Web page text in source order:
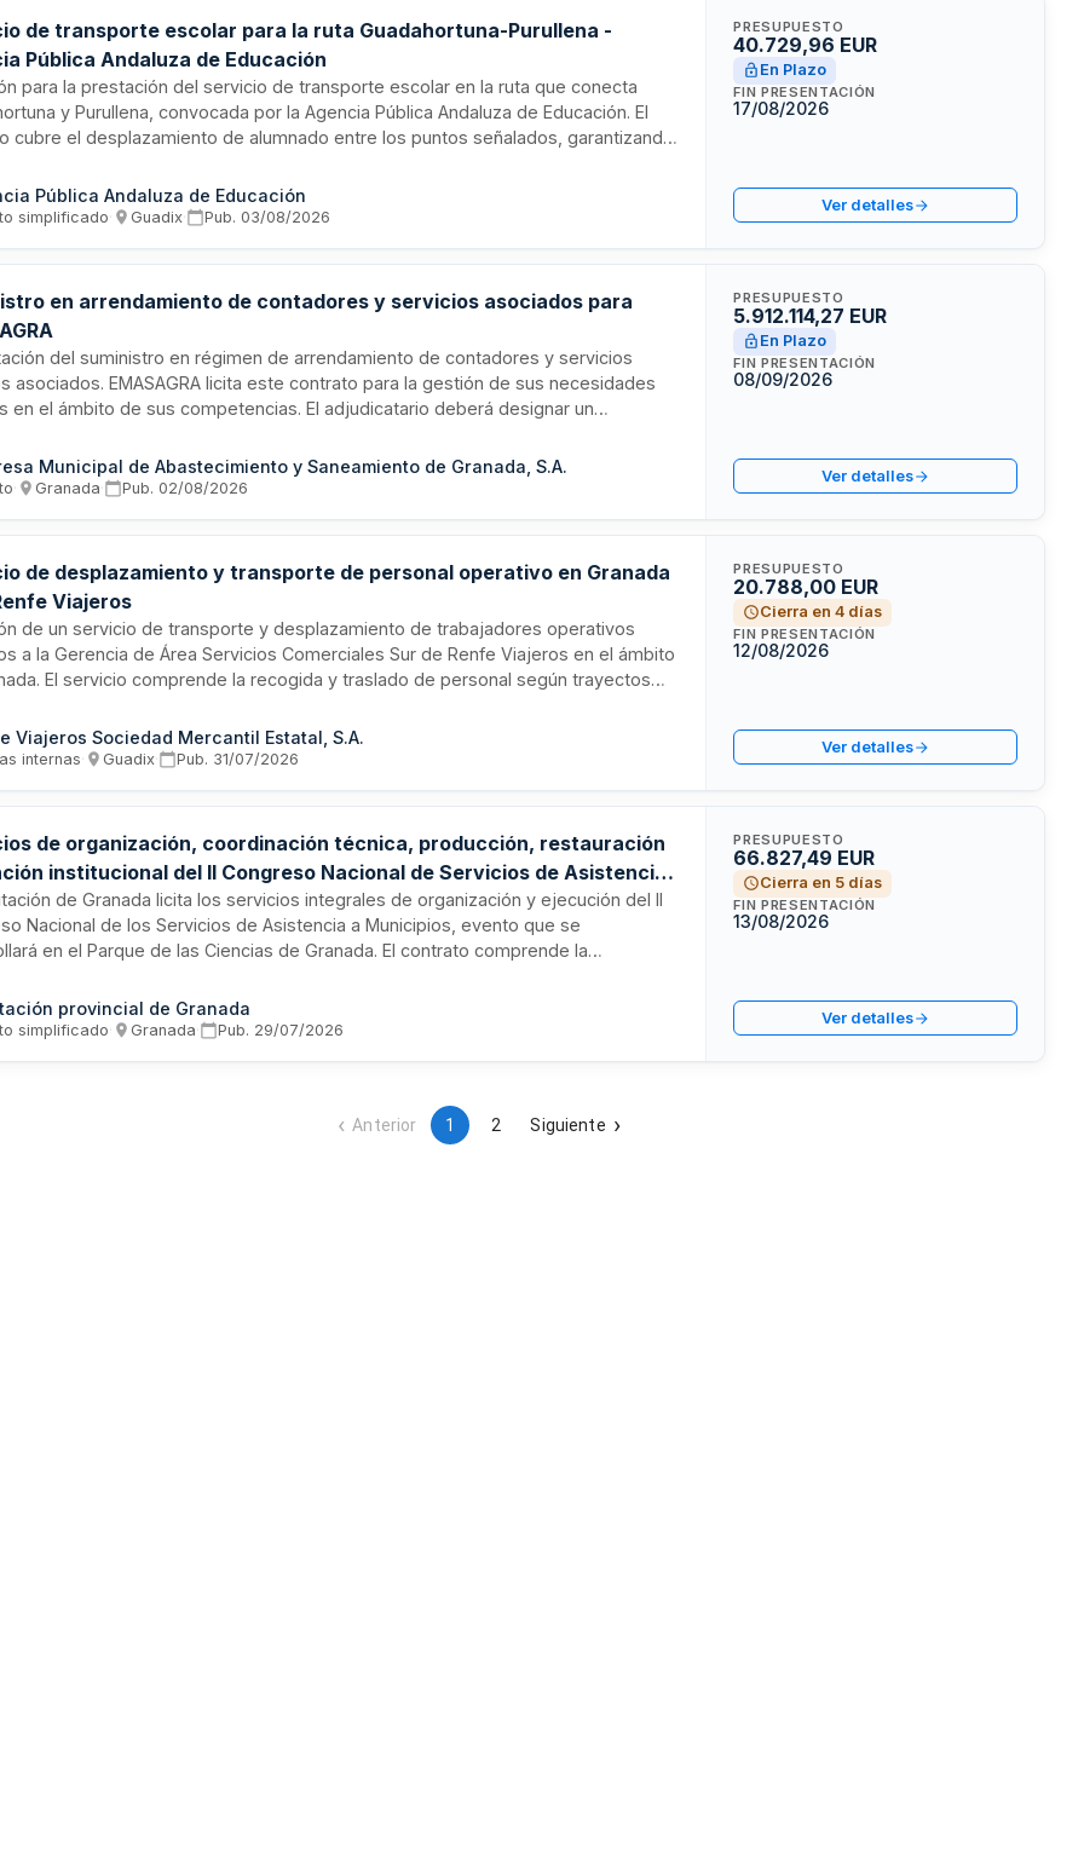
de transporte escolar para la ruta Guadahortuna-Purullena -
Pública Andaluza de Educación
para la prestación del servicio de transporte escolar en la ruta que conecta
y Purullena, convocada por la Agencia Pública Andaluza de Educación. El
cubre el desplazamiento de alumnado entre los puntos señalados, garantizando
del estudiantado en el territorio granadino, permitiendo el acceso a la
en centros educativos ubicados en la zona.
Pública Andaluza de Educación
simplificado· Guadix· Pub. 03/08/2026
PRESUPUESTO
40.729,96 EUR
En Plazo
FIN PRESENTACIÓN
17/08/2026
Ver detalles
en arrendamiento de contadores y servicios asociados para
del suministro en régimen de arrendamiento de contadores y servicios
asociados. EMASAGRA licita este contrato para la gestión de sus necesidades
en el ámbito de sus competencias. El adjudicatario deberá designar un
laboral con la empresa, encargado de dirigir, coordinar y supervisar la
integral del servicio.
Municipal de Abastecimiento y Saneamiento de Granada, S.A.
· Granada· Pub. 02/08/2026
PRESUPUESTO
5.912.114,27 EUR
En Plazo
FIN PRESENTACIÓN
08/09/2026
Ver detalles
de desplazamiento y transporte de personal operativo en Granada
Viajeros
de un servicio de transporte y desplazamiento de trabajadores operativos
a la Gerencia de Área Servicios Comerciales Sur de Renfe Viajeros en el ámbito
El servicio comprende la recogida y traslado de personal según trayectos
de doce meses a partir de octubre de dos mil veintiséis.
Viajeros Sociedad Mercantil Estatal, S.A.
internas· Guadix· Pub. 31/07/2026
PRESUPUESTO
20.788,00 EUR
Cierra en 4 días
FIN PRESENTACIÓN
12/08/2026
Ver detalles
de organización, coordinación técnica, producción, restauración
institucional del II Congreso Nacional de Servicios de Asistencia
- Diputación de Granada
de Granada licita los servicios integrales de organización y ejecución del II
Nacional de los Servicios de Asistencia a Municipios, evento que se
en el Parque de las Ciencias de Granada. El contrato comprende la
institucional a autoridades y congresistas, así como servicios turísticos para
Las prestaciones incluyen secretaría técnica, acreditaciones, grabación,
provincial de Granada
simplificado· Granada· Pub. 29/07/2026
PRESUPUESTO
66.827,49 EUR
Cierra en 5 días
FIN PRESENTACIÓN
13/08/2026
Ver detalles
Anterior 1 2 Siguiente